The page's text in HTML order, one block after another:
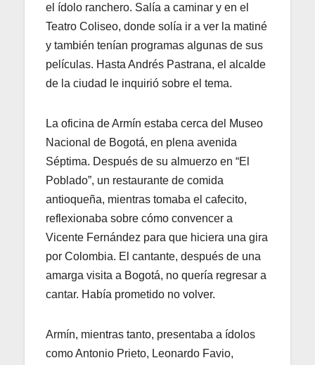
el ídolo ranchero. Salía a caminar y en el
Teatro Coliseo, donde solía ir a ver la matiné
y también tenían programas algunas de sus
películas. Hasta Andrés Pastrana, el alcalde
de la ciudad le inquirió sobre el tema.
La oficina de Armín estaba cerca del Museo
Nacional de Bogotá, en plena avenida
Séptima. Después de su almuerzo en “El
Poblado”, un restaurante de comida
antioqueña, mientras tomaba el cafecito,
reflexionaba sobre cómo convencer a
Vicente Fernández para que hiciera una gira
por Colombia. El cantante, después de una
amarga visita a Bogotá, no quería regresar a
cantar. Había prometido no volver.
Armín, mientras tanto, presentaba a ídolos
como Antonio Prieto, Leonardo Favio,